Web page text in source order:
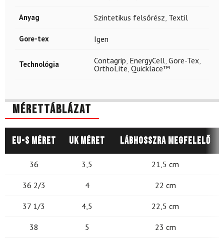
Anyag Szintetikus felsőrész, Textil
Gore-tex Igen
Technológia Contagrip, EnergyCell, Gore-Tex,
OrthoLite, Quicklace™
Mérettáblázat
EU-s méret UK méret Lábhosszra megfelelő
36 3,5 21,5 cm
36 2/3 4 22 cm
37 1/3 4,5 22,5 cm
38 5 23 cm